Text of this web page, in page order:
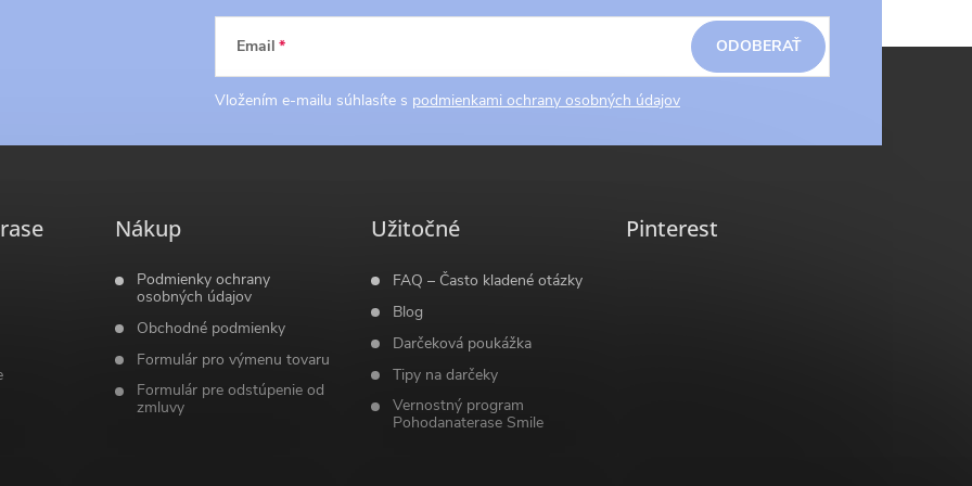
Email
Vložením e-mailu súhlasíte s podmienkami ochrany osobných údajov
ODOBERAŤ
Nákup
Podmienky ochrany
osobných údajov
Obchodné podmienky
Formulár pro výmenu tovaru
Formulár pre odstúpenie od
zmluvy
Užitočné
FAQ – Často kladené otázky
Blog
Darčeková poukážka
Tipy na darčeky
Vernostný program
Pohodanaterase Smile
Pinterest